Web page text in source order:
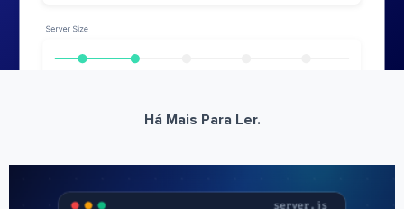
Há Mais Para Ler.